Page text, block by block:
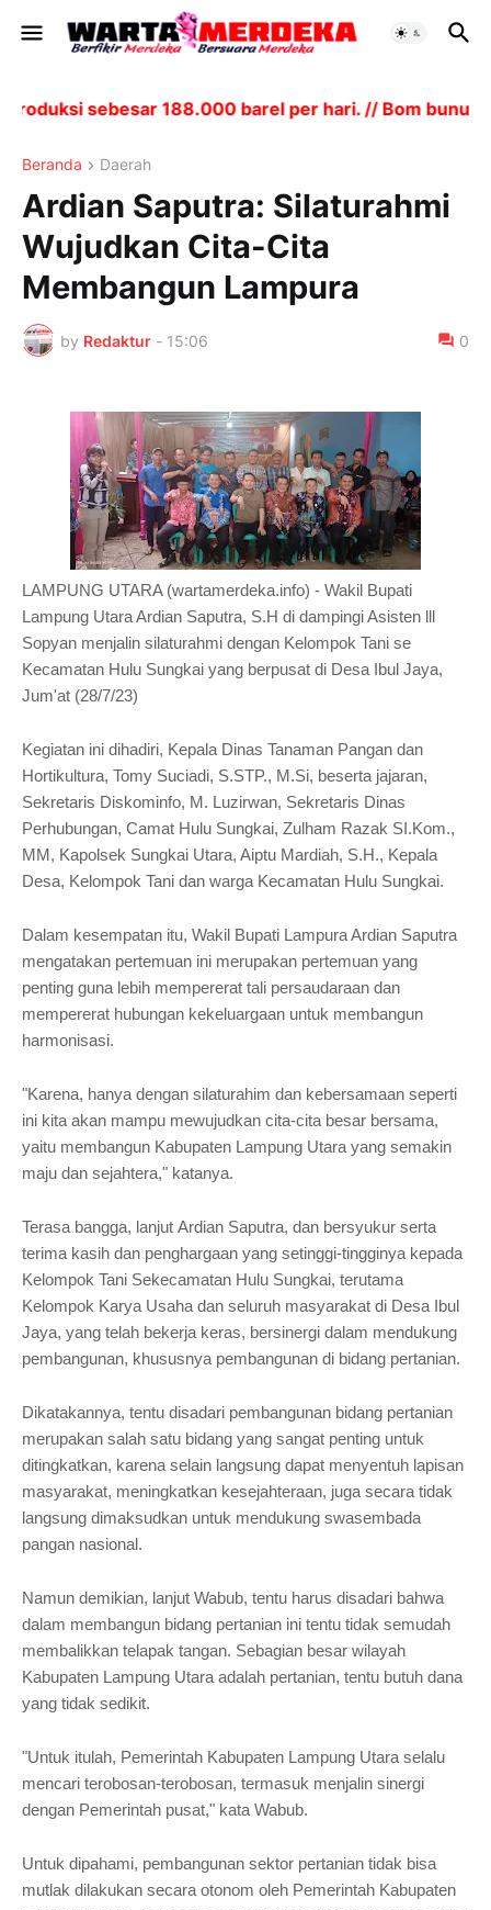
sebesar 188.000 barel per hari. // Bom bunuh
Beranda Daerah
Ardian Saputra: Silaturahmi
Wujudkan Cita-Cita
Membangun Lampura
by Redaktur - 15:06 0
LAMPUNG UTARA (wartamerdeka.info) - Wakil Bupati
Lampung Utara Ardian Saputra, S.H di dampingi Asisten lll
Sopyan menjalin silaturahmi dengan Kelompok Tani se
Kecamatan Hulu Sungkai yang berpusat di Desa Ibul Jaya,
Jum'at (28/7/23)
Kegiatan ini dihadiri, Kepala Dinas Tanaman Pangan dan
Hortikultura, Tomy Suciadi, S.STP., M.Si, beserta jajaran,
Sekretaris Diskominfo, M. Luzirwan, Sekretaris Dinas
Perhubungan, Camat Hulu Sungkai, Zulham Razak SI.Kom.,
MM, Kapolsek Sungkai Utara, Aiptu Mardiah, S.H., Kepala
Desa, Kelompok Tani dan warga Kecamatan Hulu Sungkai.
Dalam kesempatan itu, Wakil Bupati Lampura Ardian Saputra
mengatakan pertemuan ini merupakan pertemuan yang
penting guna lebih mempererat tali persaudaraan dan
mempererat hubungan kekeluargaan untuk membangun
harmonisasi.
"Karena, hanya dengan silaturahim dan kebersamaan seperti
ini kita akan mampu mewujudkan cita-cita besar bersama,
yaitu membangun Kabupaten Lampung Utara yang semakin
maju dan sejahtera," katanya.
Terasa bangga, lanjut Ardian Saputra, dan bersyukur serta
terima kasih dan penghargaan yang setinggi-tingginya kepada
Kelompok Tani Sekecamatan Hulu Sungkai, terutama
Kelompok Karya Usaha dan seluruh masyarakat di Desa Ibul
Jaya, yang telah bekerja keras, bersinergi dalam mendukung
pembangunan, khususnya pembangunan di bidang pertanian.
Dikatakannya, tentu disadari pembangunan bidang pertanian
merupakan salah satu bidang yang sangat penting untuk
ditingkatkan, karena selain langsung dapat menyentuh lapisan
masyarakat, meningkatkan kesejahteraan, juga secara tidak
langsung dimaksudkan untuk mendukung swasembada
pangan nasional.
Namun demikian, lanjut Wabub, tentu harus disadari bahwa
dalam membangun bidang pertanian ini tentu tidak semudah
membalikkan telapak tangan. Sebagian besar wilayah
Kabupaten Lampung Utara adalah pertanian, tentu butuh dana
yang tidak sedikit.
"Untuk itulah, Pemerintah Kabupaten Lampung Utara selalu
mencari terobosan-terobosan, termasuk menjalin sinergi
dengan Pemerintah pusat," kata Wabub.
Untuk dipahami, pembangunan sektor pertanian tidak bisa
mutlak dilakukan secara otonom oleh Pemerintah Kabupaten